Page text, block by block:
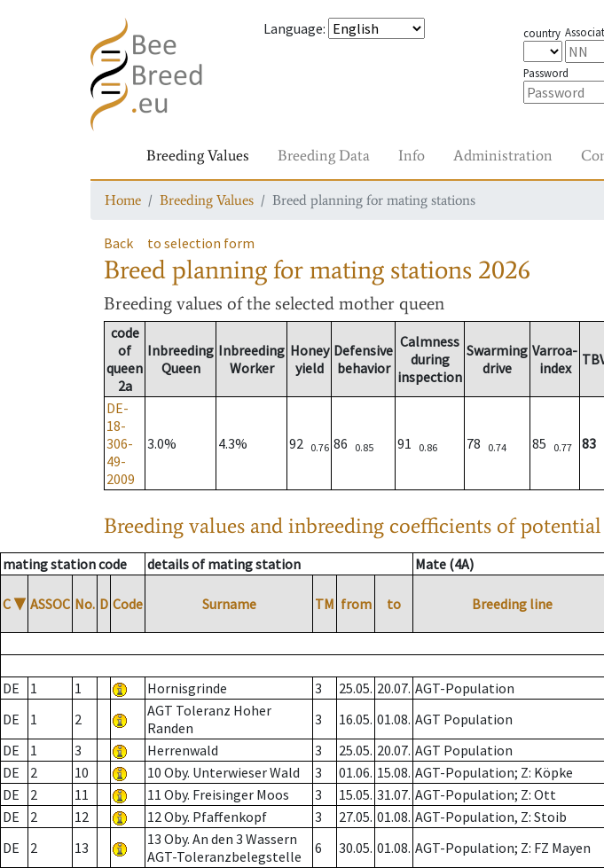
Language: country
Password
Breeding Values Breeding Data Info Administration
Home Breeding Values Breed planning for mating stations
Back to selection form
Breed planning for mating stations 2026
Breeding values of the selected mother queen
code
of
queen
2a
Inbreeding
Queen
Inbreeding
Worker
Honey
yield
Defensive
behavior
Calmness
during
inspection
Swarming
drive
Varroa-
index
DE-
18-
306-
49-
2009
3.0% 4.3% 92 0.76 86 0.85 91 0.86 78 0.74 85 0.77 83
Breeding values and inbreeding coefficients of potential
mating station code details of mating station Mate (4A)
C ▼ ASSOC No. D Code Surname TM from to Breeding line
DE
1 1 Hornisgrinde 3 25.05. 20.07. AGT-Population
DE
1 2
AGT Toleranz Hoher
Randen
3 16.05. 01.08. AGT Population
DE
1 3 Herrenwald 3 25.05. 20.07. AGT Population
DE
2 10 10 Oby. Unterwieser Wald 3 01.06. 15.08. AGT-Population; Z: Köpke
DE
2 11 11 Oby. Freisinger Moos 3 15.05. 31.07. AGT-Population; Z: Ott
DE
2 12 12 Oby. Pfaffenkopf 3 27.05. 01.08. AGT-Population, Z: Stoib
DE
2 13
13 Oby. An den 3 Wassern
AGT-Toleranzbelegstelle
6 30.05. 01.08. AGT-Population; Z: FZ Mayen